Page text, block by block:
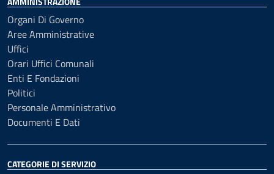
Organi Di Governo
Aree Amministrative
Uffici
Orari Uffici Comunali
Enti E Fondazioni
Politici
Personale Amministrativo
Documenti E Dati
CATEGORIE DI SERVIZIO